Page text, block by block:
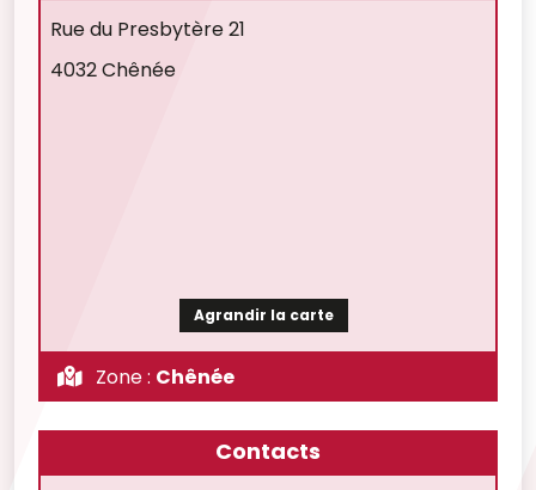
Rue du Presbytère 21
4032 Chênée
Agrandir la carte
Zone : Chênée
Contacts